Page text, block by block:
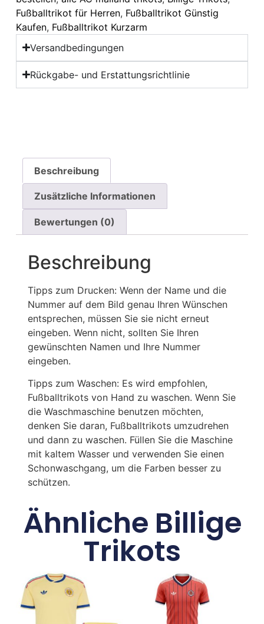
Fußballtrikot für Herren, Fußballtrikot Günstig
Kaufen, Fußballtrikot Kurzarm
Versandbedingungen
Rückgabe- und Erstattungsrichtlinie
Beschreibung
Zusätzliche Informationen
Bewertungen (0)
Beschreibung
Tipps zum Drucken: Wenn der Name und die
Nummer auf dem Bild genau Ihren Wünschen
entsprechen, müssen Sie sie nicht erneut
eingeben. Wenn nicht, sollten Sie Ihren
gewünschten Namen und Ihre Nummer
eingeben.
Tipps zum Waschen: Es wird empfohlen,
Fußballtrikots von Hand zu waschen. Wenn Sie
die Waschmaschine benutzen möchten,
denken Sie daran, Fußballtrikots umzudrehen
und dann zu waschen. Füllen Sie die Maschine
mit kaltem Wasser und verwenden Sie einen
Schonwaschgang, um die Farben besser zu
schützen.
Ähnliche Billige
Trikots